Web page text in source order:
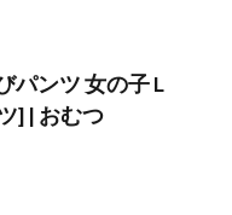
パンツ 女の子 L
] | おむつ